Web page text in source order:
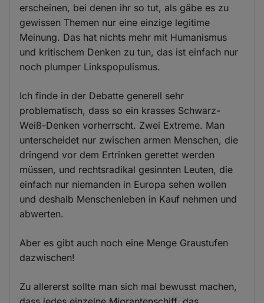
erscheinen, bei denen ihr so tut, als gäbe es zu
gewissen Themen nur eine einzige legitime
Meinung. Das hat nichts mehr mit Humanismus
und kritischem Denken zu tun, das ist einfach nur
noch plumper Linkspopulismus.
Ich finde in der Debatte generell sehr
problematisch, dass so ein krasses Schwarz-
Weiß-Denken vorherrscht. Zwei Extreme. Man
unterscheidet nur zwischen armen Menschen, die
dringend vor dem Ertrinken gerettet werden
müssen, und rechtsradikal gesinnten Leuten, die
einfach nur niemanden in Europa sehen wollen
und deshalb Menschenleben in Kauf nehmen und
abwerten.
Aber es gibt auch noch eine Menge Graustufen
dazwischen!
Zu allererst sollte man sich mal bewusst machen,